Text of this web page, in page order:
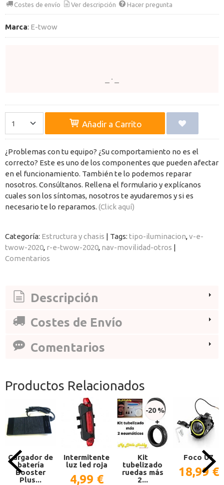
Costes de envío Ver descripción Hacer pregunta
Marca: E-twow
Añadir a Carrito
¿Problemas con tu equipo? ¿Su comportamiento no es el
correcto? Este es uno de los componentes que pueden afectar
en el funcionamiento. También te lo podemos reparar
nosotros. Consúltanos. Rellena el formulario y explícanos
cuales son los síntomas, nosotros te ayudaremos y si es
necesario te lo reparamos. (Click aquí)
Categoría: Estructura y chasis | Tags: tipo-iluminacion v-e-
twow-2020 r-e-twow-2020 nav-movilidad-otros |
Comentarios
Descripción
Costes de Envío
Comentarios
Productos Relacionados
Cargador de
batería
Booster
Plus...
Intermitente
luz led roja
4,99 €
-20 %
Kit
tubelizado
ruedas más
2...
Foco U7
18,99 €